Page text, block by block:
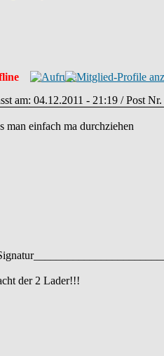
am: 04.12.2011 - 21:19 / Post
man einfach ma durchziehen
der 2 Lader!!!